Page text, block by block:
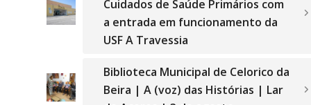
Cuidados de Saúde Primários com
a entrada em funcionamento da
USF A Travessia
Biblioteca Municipal de Celorico da
Beira | A (voz) das Histórias | Lar